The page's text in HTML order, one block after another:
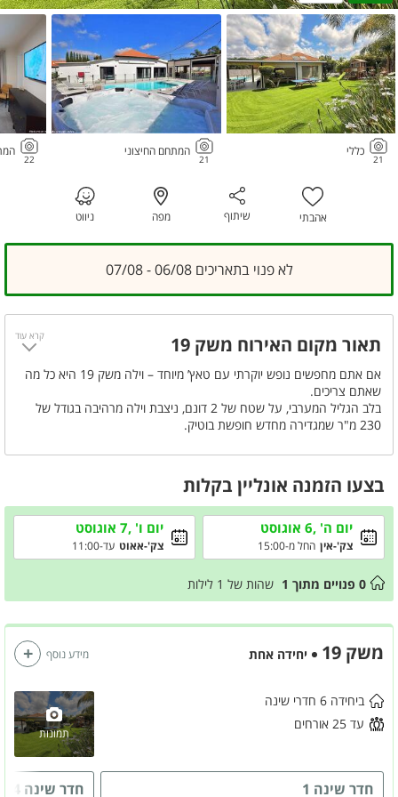
21
כללי
21
המתחם החיצוני
22
אהבתי שיתוף מפה ניווט
לא פנוי בתאריכים 06/08 - 07/08
תאור מקום האירוח משק 19
אם אתם מחפשים נופש יוקרתי עם טאץ’ מיוחד – וילה משק 19 היא כל מה
שאתם צריכים.
בלב הגליל המערבי, על שטח של 2 דונם, ניצבת וילה מרהיבה בגודל של
230 מ"ר שמגדירה מחדש חופשת בוטיק.
מרשים ומטבח מושלם לבישול ואירוח.
החצר משלימה את החוויה עם ריהוט גן איכותי ואטרקציות שיגרמו לכם
להישאר בחוץ שעות.
זה המקום שבו הפינוק, האסתטיקה והמרחב נפגשים – ואתם רק צריכים
להגיע.
קרא עוד
בצעו הזמנה אונליין בקלות
יום ה' ,6 אוגוסט
צק'-אין החל מ-15:00
יום ו' ,7 אוגוסט
צק'-אאוט עד-11:00
0 פנויים מתוך 1 שהות של 1 לילות
משק 19 יחידה אחת
תמונות
ביחידה 6 חדרי שינה
עד 25 אורחים
חדר שינה 1 חדר שינה 4
מידע נוסף